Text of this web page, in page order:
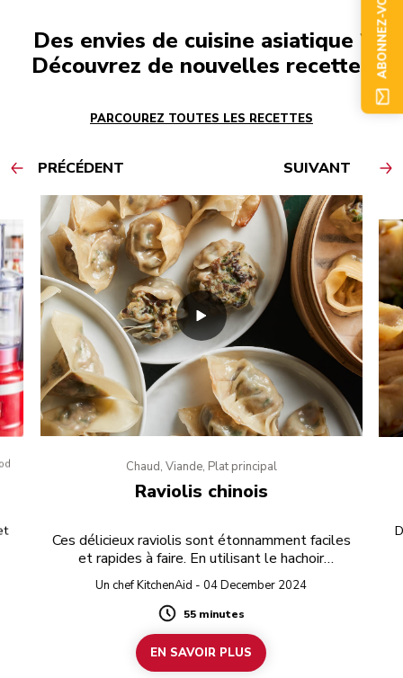
Des envies de cuisine asiatique ?
Découvrez de nouvelles recettes
PARCOUREZ TOUTES LES RECETTES
PRÉCÉDENT SUIVANT
Chaud, Viande, Plat principal
Raviolis chinois
Ces délicieux raviolis sont étonnamment faciles
et rapides à faire. En utilisant le hachoir
multifonction pour préparer la farce et des
feuilles de raviolis achetées dans le commerce,
vous obtiendrez des raviolis faits maison en un
rien de temps.
Un chef KitchenAid - 04 December 2024
Duration
55 minutes
EN SAVOIR PLUS
ABONNEZ-VOUS